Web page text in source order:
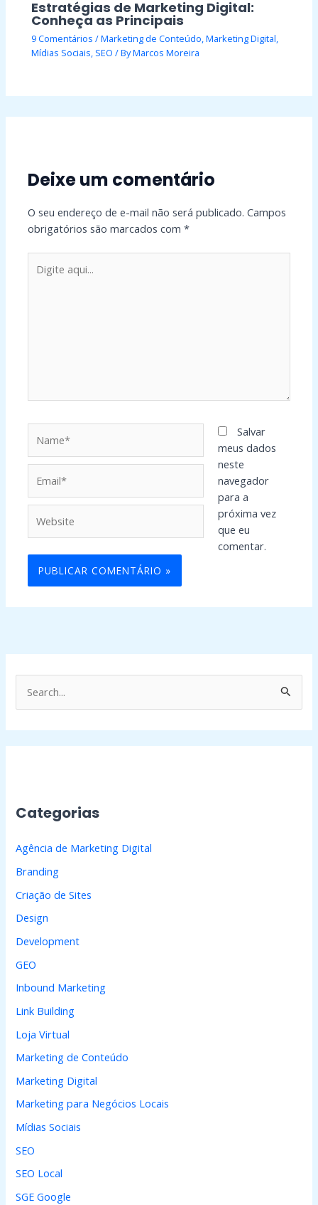
Estratégias de Marketing Digital:
Conheça as Principais
9 Comentários /Marketing de Conteúdo,Marketing Digital,
Mídias Sociais, SEO / ByMarcos Moreira
Deixe um comentário
O seu endereço de e-mail não será publicado. Campos
obrigatórios são marcados com*
aqui...
Salvar
meus dados
neste
navegador
para a
próxima vez
que eu
comentar.
s
p
o
r
:
Categorias
Agência de Marketing Digital
Branding
Criação de Sites
Design
Development
GEO
Inbound Marketing
Link Building
Loja Virtual
Marketing de Conteúdo
Marketing Digital
Marketing para Negócios Locais
Mídias Sociais
SEO
SEO Local
SGE Google